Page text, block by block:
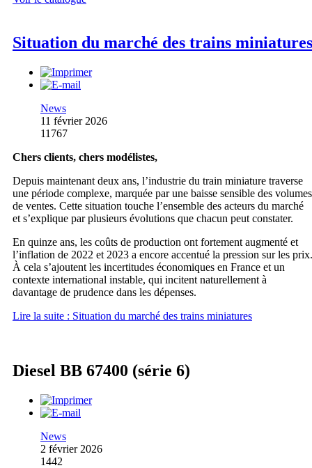
Situation du marché des trains miniatures
News
11 février 2026
11767
Chers clients, chers modélistes,
Depuis maintenant deux ans, l’industrie du train miniature traverse
une période complexe, marquée par une baisse sensible des volumes
de ventes. Cette situation touche l’ensemble des acteurs du marché
et s’explique par plusieurs évolutions que chacun peut constater.
En quinze ans, les coûts de production ont fortement augmenté et
l’inflation de 2022 et 2023 a encore accentué la pression sur les prix.
À cela s’ajoutent les incertitudes économiques en France et un
contexte international instable, qui incitent naturellement à
davantage de prudence dans les dépenses.
Lire la suite : Situation du marché des trains miniatures
Diesel BB 67400 (série 6)
News
2 février 2026
1442